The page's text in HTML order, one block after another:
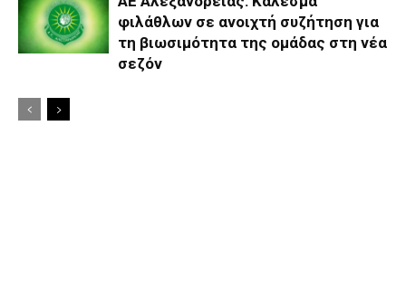
φιλάθλων σε ανοιχτή συζήτηση για
τη βιωσιμότητα της ομάδας στη νέα
σεζόν